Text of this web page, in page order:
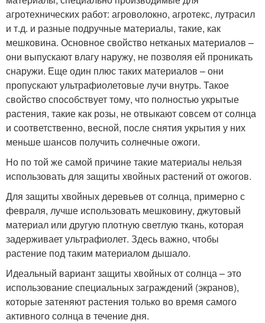
агротехнических работ: агроволокно, агротекс, лутрасил
и т.д. и разные подручные материалы, такие, как
мешковина. Основное свойство нетканых материалов –
они выпускают влагу наружу, не позволяя ей проникать
снаружи. Еще один плюс таких материалов – они
пропускают ультрафиолетовые лучи внутрь. Такое
свойство способствует тому, что полностью укрытые
растения, такие как розы, не отвыкают совсем от солнца
и соответственно, весной, после снятия укрытия у них
меньше шансов получить солнечные ожоги.
Но по той же самой причине такие материалы нельзя
использовать для защиты хвойных растений от ожогов.
Для защиты хвойных деревьев от солнца, примерно с
февраля, лучше использовать мешковину, джутовый
материал или другую плотную светлую ткань, которая
задерживает ультрафиолет. Здесь важно, чтобы
растение под таким материалом дышало.
Идеальный вариант защиты хвойных от солнца – это
использование специальных заграждений (экранов),
которые затеняют растения только во время самого
активного солнца в течение дня.